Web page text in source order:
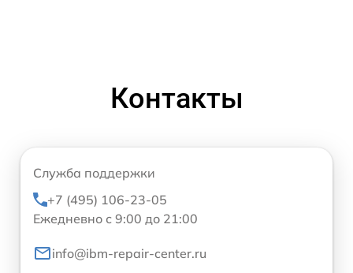
Контакты
Служба поддержки
+7 (495) 106-23-05
Ежедневно с 9:00 до 21:00
info@ibm-repair-center.ru